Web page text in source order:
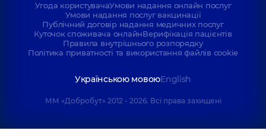
Угода користувачаУмови надання онлайн послуг
Умови надання послуг вакцинації
Публічний договір надання медичних послуг
Куточок споживача онлайнВерифікація пацієнтів
Правила внутрішнього розпорядку
Політика приватності та використання файлів cookie
Українською мовоюEnglish
ММ «Добробут» 2012 - 2026. Всі права захищені